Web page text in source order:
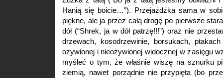
Hanią się boicie…”). Przejażdżka sama w
piękne, ale ja przez całą drogę po pierwsze
dół (“Shrek, ja w dół patrzę!!!”) oraz nie
drzewach, kosodrzewinie, borsukach,
ożywionej i nieożywionej widocznej w zasięgu
myśleć o tym, że właśnie wiszę na sznurku
ziemią, nawet porządnie nie przypięta (bo